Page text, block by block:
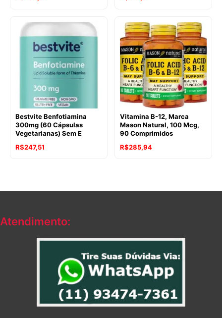
Bestvite Benfotiamina
300mg (60 Cápsulas
Vegetarianas) Sem E
R$247,51
Vitamina B-12, Marca
Mason Natural, 100 Mcg,
90 Comprimidos
R$285,94
Atendimento: